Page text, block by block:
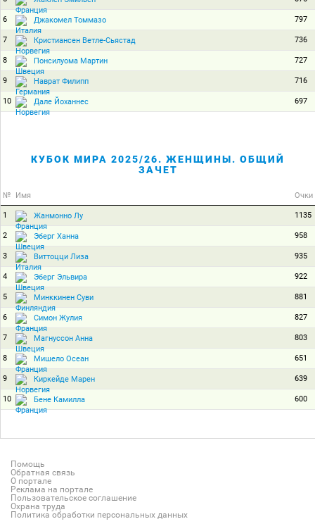
6 Джакомел Томмазо 797
7 Кристиансен Ветле-Сьястад 736
8 Понсилуома Мартин 727
9 Наврат Филипп 716
10 Дале Йоханнес 697
КУБОК МИРА 2025/26. ЖЕНЩИНЫ. ОБЩИЙ
ЗАЧЕТ
№ Имя Очки
1 Жанмонно Лу 1135
2 Эберг Ханна 958
3 Виттоцци Лиза 935
4 Эберг Эльвира 922
5 Минккинен Суви 881
6 Симон Жулия 827
7 Магнуссон Анна 803
8 Мишело Осеан 651
9 Киркейде Марен 639
10 Бене Камилла 600
Помощь
Обратная связь
О портале
Реклама на портале
Пользовательское соглашение
Охрана труда
Политика обработки персональных данных